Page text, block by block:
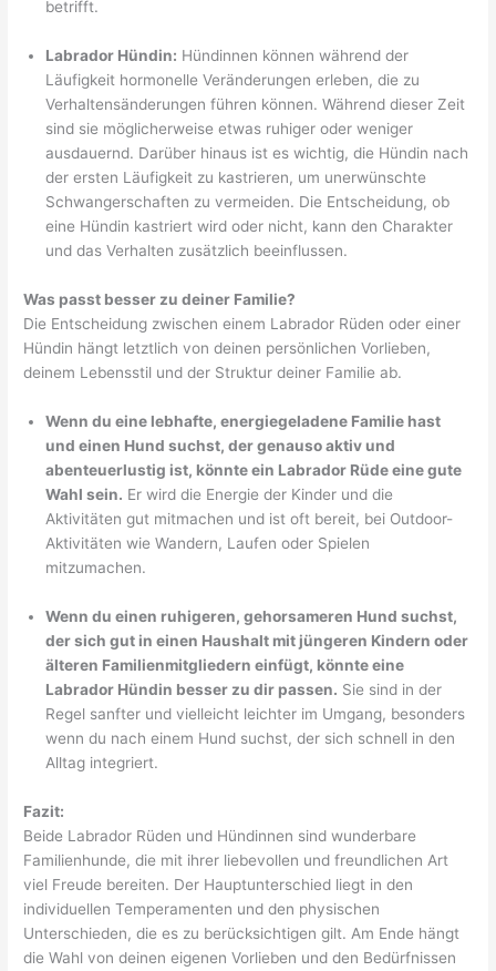
betrifft.
Labrador Hündin: Hündinnen können während der
Läufigkeit hormonelle Veränderungen erleben, die zu
Verhaltensänderungen führen können. Während dieser Zeit
sind sie möglicherweise etwas ruhiger oder weniger
ausdauernd. Darüber hinaus ist es wichtig, die Hündin nach
der ersten Läufigkeit zu kastrieren, um unerwünschte
Schwangerschaften zu vermeiden. Die Entscheidung, ob
eine Hündin kastriert wird oder nicht, kann den Charakter
und das Verhalten zusätzlich beeinflussen.
Was passt besser zu deiner Familie?
Die Entscheidung zwischen einem Labrador Rüden oder einer
Hündin hängt letztlich von deinen persönlichen Vorlieben,
deinem Lebensstil und der Struktur deiner Familie ab.
Wenn du eine lebhafte, energiegeladene Familie hast
und einen Hund suchst, der genauso aktiv und
abenteuerlustig ist, könnte ein Labrador Rüde eine gute
Wahl sein. Er wird die Energie der Kinder und die
Aktivitäten gut mitmachen und ist oft bereit, bei Outdoor-
Aktivitäten wie Wandern, Laufen oder Spielen
mitzumachen.
Wenn du einen ruhigeren, gehorsameren Hund suchst,
der sich gut in einen Haushalt mit jüngeren Kindern oder
älteren Familienmitgliedern einfügt, könnte eine
Labrador Hündin besser zu dir passen. Sie sind in der
Regel sanfter und vielleicht leichter im Umgang, besonders
wenn du nach einem Hund suchst, der sich schnell in den
Alltag integriert.
Fazit:
Beide Labrador Rüden und Hündinnen sind wunderbare
Familienhunde, die mit ihrer liebevollen und freundlichen Art
viel Freude bereiten. Der Hauptunterschied liegt in den
individuellen Temperamenten und den physischen
Unterschieden, die es zu berücksichtigen gilt. Am Ende hängt
die Wahl von deinen eigenen Vorlieben und den Bedürfnissen